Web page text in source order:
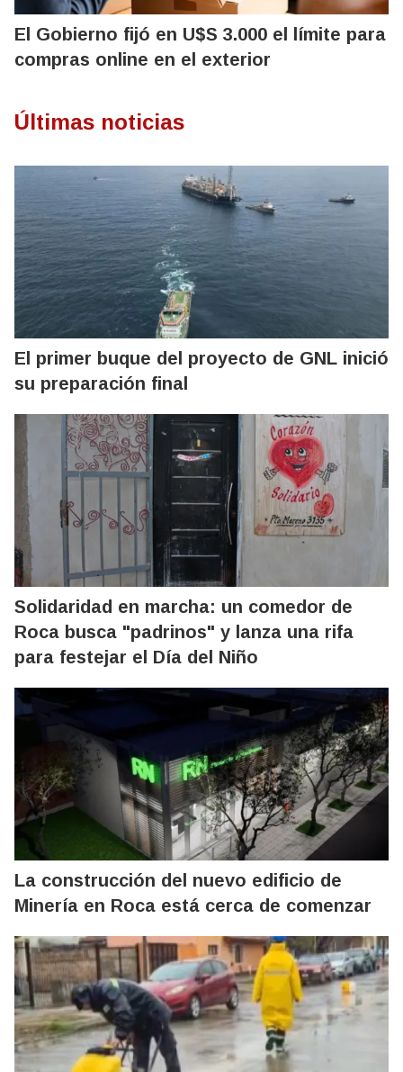
El Gobierno fijó en U$S 3.000 el límite para
compras online en el exterior
Últimas noticias
El primer buque del proyecto de GNL inició
su preparación final
Solidaridad en marcha: un comedor de
Roca busca "padrinos" y lanza una rifa
para festejar el Día del Niño
La construcción del nuevo edificio de
Minería en Roca está cerca de comenzar